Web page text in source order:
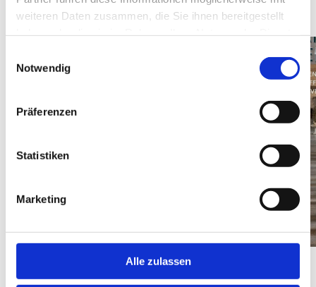
weiteren Daten zusammen, die Sie ihnen bereitgestellt
Notwendig
Präferenzen
Statistiken
Marketing
Alle zulassen